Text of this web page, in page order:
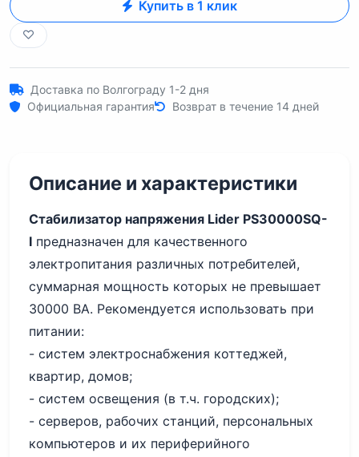
Купить в 1 клик
Доставка по Волгограду 1-2 дня
Официальная гарантия
Возврат в течение 14 дней
Описание и характеристики
Стабилизатор напряжения Lider PS30000SQ-
I предназначен для качественного
электропитания различных потребителей,
суммарная мощность которых не превышает
30000 ВА. Рекомендуется использовать при
питании:
- систем электроснабжения коттеджей,
квартир, домов;
- систем освещения (в т.ч. городских);
- серверов, рабочих станций, персональных
компьютеров и их периферийного